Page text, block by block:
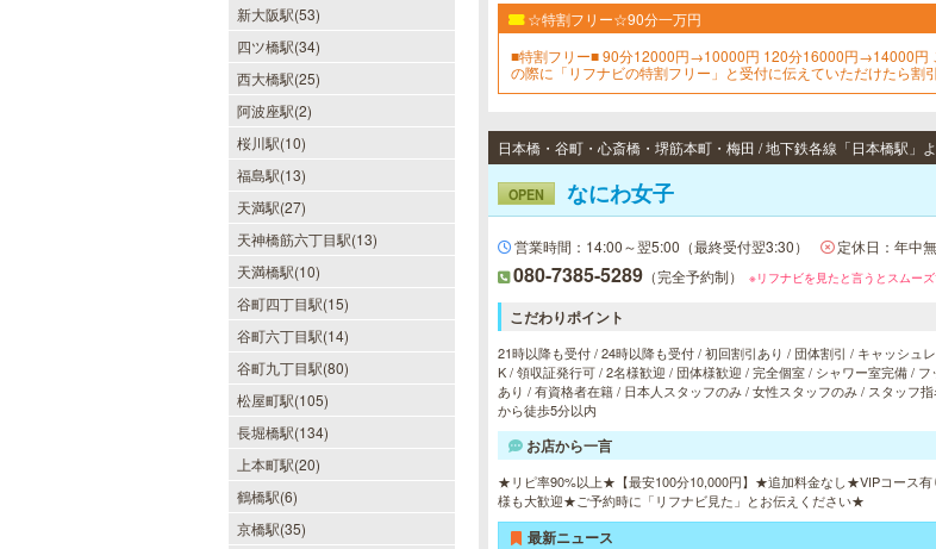
新大阪駅(53)
四ツ橋駅(34)
西大橋駅(25)
阿波座駅(2)
桜川駅(10)
福島駅(13)
天満駅(27)
天神橋筋六丁目駅(13)
天満橋駅(10)
谷町四丁目駅(15)
谷町六丁目駅(14)
谷町九丁目駅(80)
松屋町駅(105)
長堀橋駅(134)
上本町駅(20)
鶴橋駅(6)
京橋駅(35)
sirena I（シレーナ）
可愛いが溢れる!!ふたりきりの空間
で厳選セラピストたちが貴方の日頃
の疲れを癒す。洗練の技術とおもて
なしで身も心も満たされる至福の時
☆特割フリー☆90分一万円
■特割フリー■ 90分12000円→10000円 120分16000円→14000円
の際に「リフナビの特割フリー」と受付に伝えていただけたら割
になります。
OPEN なにわ女子
営業時間：14:00～翌5:00（最終受付翌3:30） 定休日：年中
080-7385-5289 （完全予約制） ※リフナビを見たと言うとスムー
こだわりポイント
21時以降も受付 / 24時以降も受付 / 初回割引あり / 団体割引 / キャッシュ
K / 領収証発行可 / 2名様歓迎 / 団体様歓迎 / 完全個室 / シャワー室完備 / フ
あり / 有資格者在籍 / 日本人スタッフのみ / 女性スタッフのみ / スタッフ
から徒歩5分以内
お店から一言
★リピ率90%以上★【最安100分10,000円】★追加料金なし★VIPコース
様も大歓迎★ご予約時に「リフナビ見た」とお伝えください★
最新ニュース